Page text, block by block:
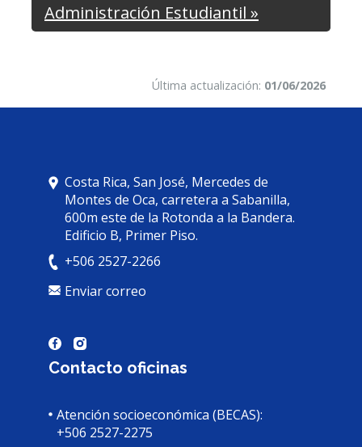
Administración Estudiantil »
Última actualización: 01/06/2026
Costa Rica, San José, Mercedes de
Montes de Oca, carretera a Sabanilla,
600m este de la Rotonda a la Bandera.
Edificio B, Primer Piso.
+506 2527-2266
Enviar correo
Contacto oficinas
Atención socioeconómica (BECAS):
+506 2527-2275